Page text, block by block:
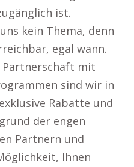
ist.
kein Thema, denn
egal wann.
mit
sind wir in
Rabatte und
der engen
Partnern und
Ihnen